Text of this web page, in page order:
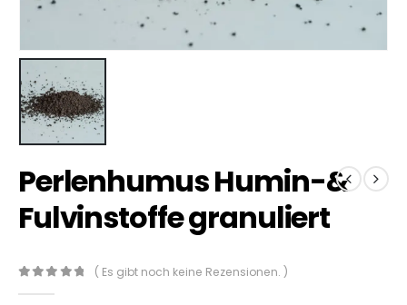
Perlenhumus Humin-&
Fulvinstoffe granuliert
( Es gibt noch keine Rezensionen. )